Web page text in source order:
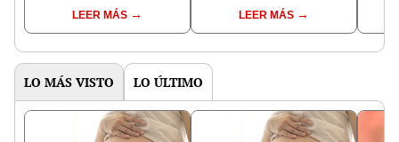
LEER MÁS
comunesLEER MÁS
LO MÁS VISTO LO ÚLTIMO